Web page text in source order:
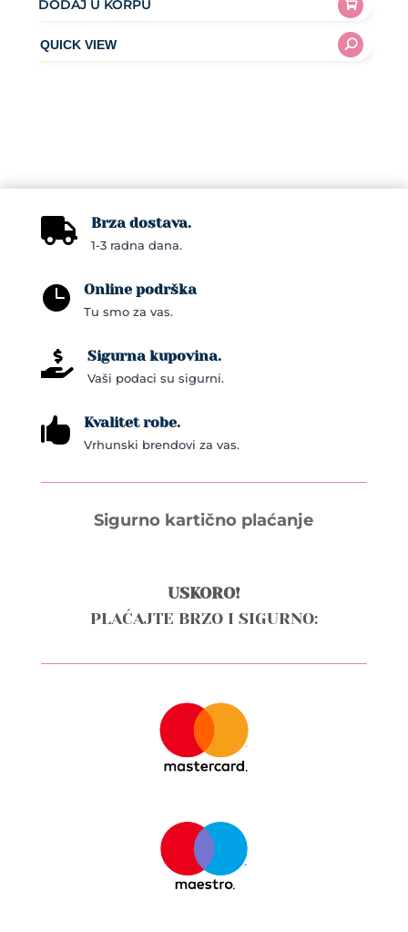
DODAJ U KORPU
 Brza dostava.
1-3 radna dana.
 Online podrška
Tu smo za vas.
 Sigurna kupovina.
Vaši podaci su sigurni.
 Kvalitet robe.
Vrhunski brendovi za vas.
Sigurno kartično plaćanje
USKORO!
PLAĆAJTE BRZO I SIGURNO: